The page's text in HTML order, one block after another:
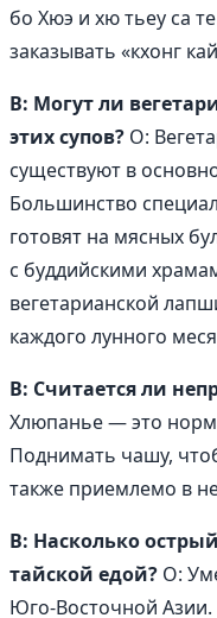
бо Хюэ и хю тьеу са
заказывать «кхонг
В: Могут ли
этих супов? О:
существуют в
Большинство
готовят на мясных
с буддийскими
вегетарианской
каждого лунного
В: Считается ли
Хлюпанье — это
Поднимать чашу,
также приемлемо в
В: Насколько
тайской едой? О:
Юго-Восточной